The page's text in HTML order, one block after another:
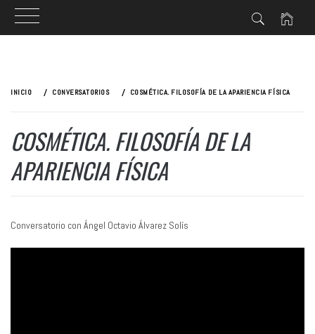
contenido
INICIO CONVERSATORIOS COSMÉTICA. FILOSOFÍA DE LA APARIENCIA FÍSICA
COSMÉTICA. FILOSOFÍA DE LA
APARIENCIA FÍSICA
Conversatorio con Ángel Octavio Álvarez Solís